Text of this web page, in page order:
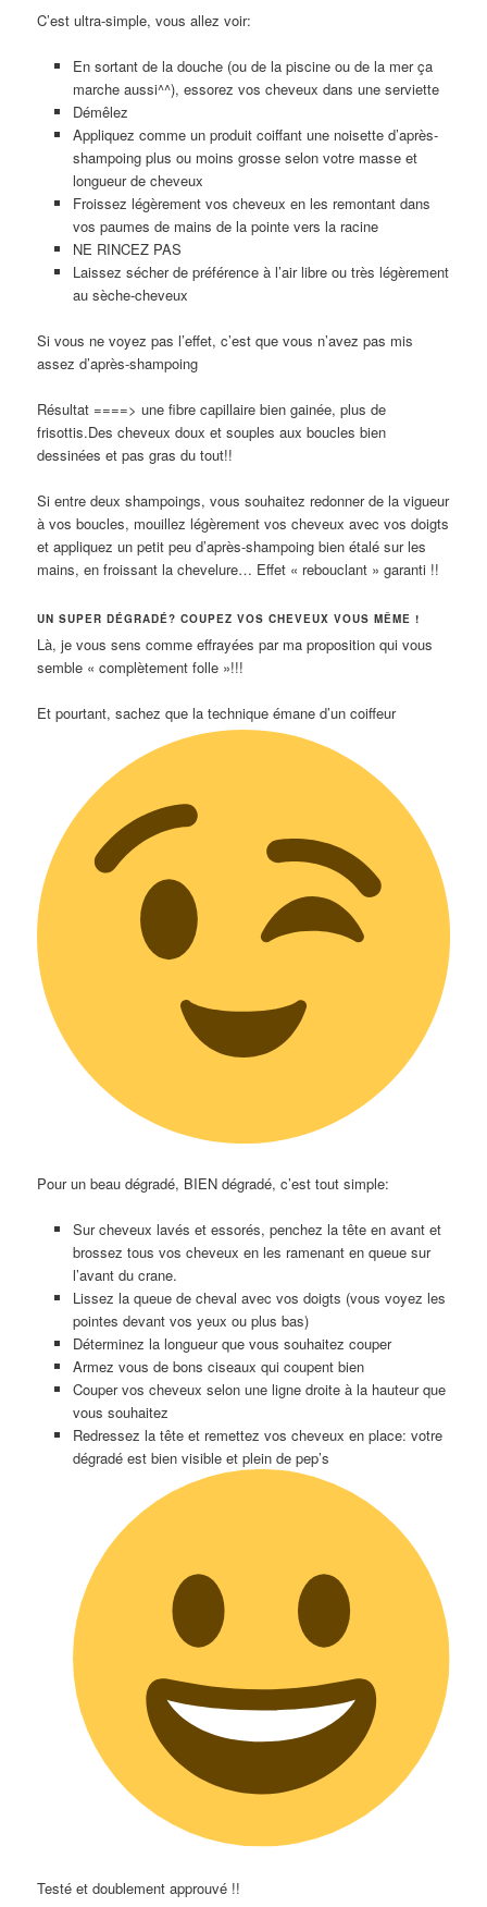
C’est ultra-simple, vous allez voir:
En sortant de la douche (ou de la piscine ou de la mer ça
marche aussi^^), essorez vos cheveux dans une serviette
Démêlez
Appliquez comme un produit coiffant une noisette d’après-
shampoing plus ou moins grosse selon votre masse et
longueur de cheveux
Froissez légèrement vos cheveux en les remontant dans
vos paumes de mains de la pointe vers la racine
NE RINCEZ PAS
Laissez sécher de préférence à l’air libre ou très légèrement
au sèche-cheveux
Si vous ne voyez pas l’effet, c’est que vous n’avez pas mis
assez d’après-shampoing
Résultat ====> une fibre capillaire bien gainée, plus de
frisottis.Des cheveux doux et souples aux boucles bien
dessinées et pas gras du tout!!
Si entre deux shampoings, vous souhaitez redonner de la vigueur
à vos boucles, mouillez légèrement vos cheveux avec vos doigts
et appliquez un petit peu d’après-shampoing bien étalé sur les
mains, en froissant la chevelure… Effet « rebouclant » garanti !!
UN SUPER DÉGRADÉ? COUPEZ VOS CHEVEUX VOUS MÊME !
Là, je vous sens comme effrayées par ma proposition qui vous
semble « complètement folle »!!!
Et pourtant, sachez que la technique émane d’un coiffeur
Pour un beau dégradé, BIEN dégradé, c’est tout simple:
Sur cheveux lavés et essorés, penchez la tête en avant et
brossez tous vos cheveux en les ramenant en queue sur
l’avant du crane.
Lissez la queue de cheval avec vos doigts (vous voyez les
pointes devant vos yeux ou plus bas)
Déterminez la longueur que vous souhaitez couper
Armez vous de bons ciseaux qui coupent bien
Couper vos cheveux selon une ligne droite à la hauteur que
vous souhaitez
Redressez la tête et remettez vos cheveux en place: votre
dégradé est bien visible et plein de pep’s
Testé et doublement approuvé !!